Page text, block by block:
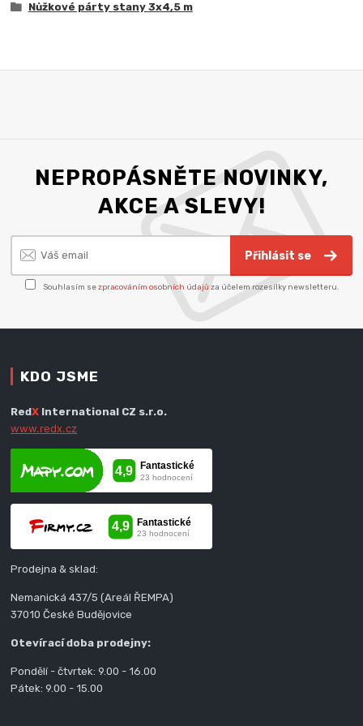
Nůžkové párty stany 3x4,5 m
NEPROPÁSNĚTE NOVINKY,
AKCE A SLEVY!
Přihlásit se
Souhlasím sezpracováním osobních údajů za účelem rozesílky newsletteru.
KDO JSME
RedX International CZ s.r.o.
www.redx.cz
Prodejna & sklad:
Nemanická 437/5 (Areál ŘEMPA)
37010 České Budějovice
Otevírací doba prodejny:
Pondělí - čtvrtek: 9.00 - 16.00
Pátek: 9.00 - 15.00